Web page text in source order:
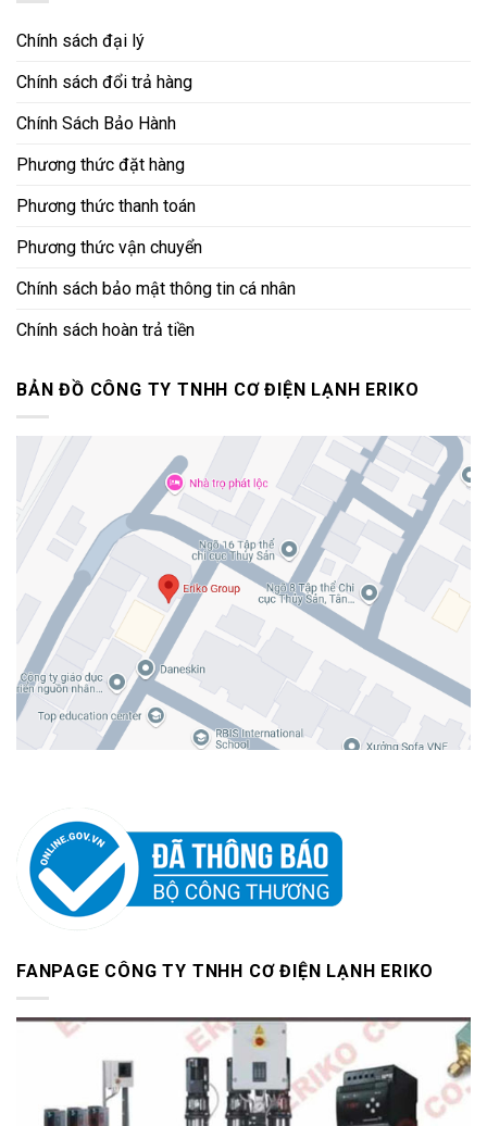
Chính sách đại lý
Chính sách đổi trả hàng
Chính Sách Bảo Hành
Phương thức đặt hàng
Phương thức thanh toán
Phương thức vận chuyển
Chính sách bảo mật thông tin cá nhân
Chính sách hoàn trả tiền
BẢN ĐỒ CÔNG TY TNHH CƠ ĐIỆN LẠNH ERIKO
FANPAGE CÔNG TY TNHH CƠ ĐIỆN LẠNH ERIKO